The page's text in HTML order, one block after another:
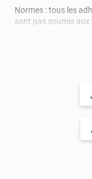
Normes : tous les
sont pas soumis
TABER TEST, VOC.
fiche technique ou
Durabilité : 5 à 8
Afin de vous rendre
véritable, nous vous